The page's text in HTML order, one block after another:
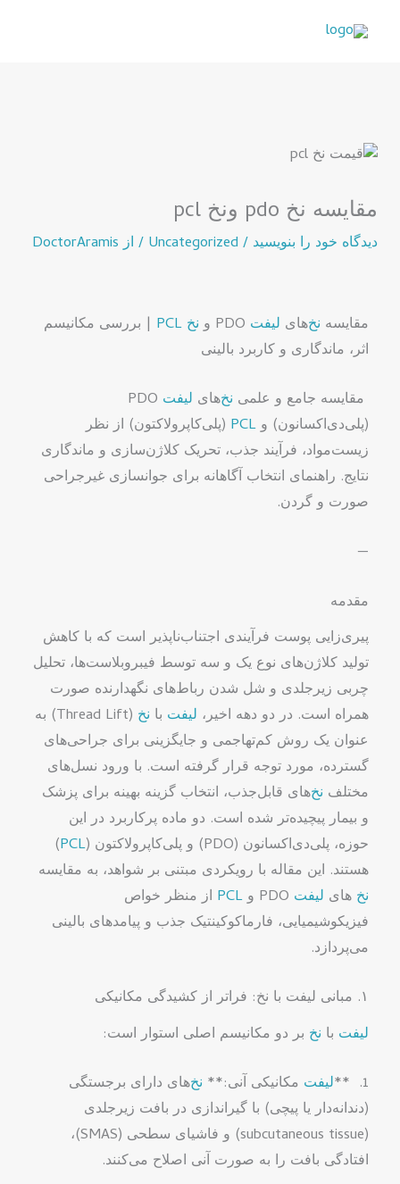
مقایسه نخ pdo ونخ pcl
دیدگاه‌ خود را بنویسید /
Uncategorized / از DoctorAramis
مقایسه نخ‌های لیفت نخ PCL | بررسی مکانیسم
اثر، ماندگاری و کاربرد بالینی
مقایسه جامع و علمی نخ‌های لیفت PDO
(پلی‌دی‌اکسانون) وPCL (پلی‌کاپرولاکتون) از نظر
زیست‌مواد، فرآیند جذب، تحریک کلاژن‌سازی و ماندگاری
نتایج. راهنمای انتخاب آگاهانه برای جوانسازی غیرجراحی
صورت و گردن.
—
مقدمه
پیری‌زایی پوست فرآیندی اجتناب‌ناپذیر است که با کاهش
تولید کلاژن‌های نوع یک و سه توسط فیبروبلاست‌ها، تحلیل
چربی زیرجلدی و شل شدن رباط‌های نگهدارنده صورت
همراه است. در دو دهه اخیر، لیفت با نخ
(Thread Lift) به
عنوان یک روش کم‌تهاجمی و جایگزینی برای جراحی‌های
گسترده، مورد توجه قرار گرفته است. با ورود نسل‌های
مختلف نخ‌های قابل‌جذب، انتخاب گزینه بهینه برای پزشک
و بیمار پیچیده‌تر شده است. دو ماده پرکاربرد در این
حوزه، پلی‌دی‌اکسانون (PDO) و پلی‌کاپرولاکتون (
PCL
)
هستند. این مقاله با رویکردی مبتنی بر شواهد، به مقایسه
نخ های لیفت PCL از منظر خواص
فیزیکوشیمیایی، فارماکوکینتیک جذب و پیامدهای بالینی
می‌پردازد.
۱. مبانی لیفت با نخ: فراتر از کشیدگی مکانیکی
لیفت با نخ بر دو مکانیسم اصلی استوار است:
1. ** لیفت مکانیکی آنی:** نخ‌های دارای برجستگی
(دندانه‌دار یا پیچی) با گیراندازی در بافت زیرجلدی
(subcutaneous tissue) و فاشیای سطحی (SMAS)،
افتادگی بافت را به صورت آنی اصلاح می‌کنند.